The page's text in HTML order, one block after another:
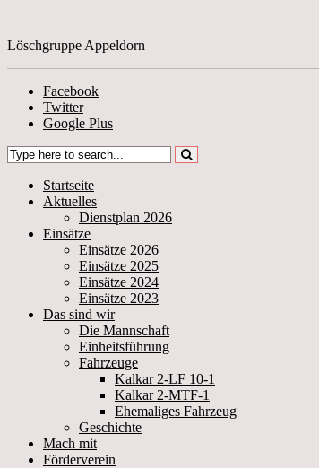
Löschgruppe Appeldorn
Facebook
Twitter
Google Plus
Startseite
Aktuelles
Dienstplan 2026
Einsätze
Einsätze 2026
Einsätze 2025
Einsätze 2024
Einsätze 2023
Das sind wir
Die Mannschaft
Einheitsführung
Fahrzeuge
Kalkar 2-LF 10-1
Kalkar 2-MTF-1
Ehemaliges Fahrzeug
Geschichte
Mach mit
Förderverein